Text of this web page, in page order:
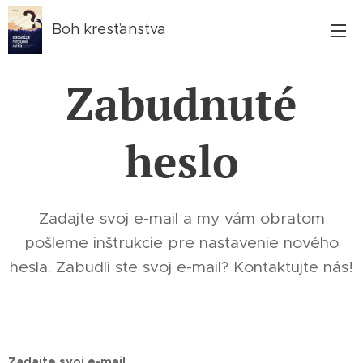
Boh kresťanstva
Zabudnuté
heslo
Zadajte svoj e-mail a my vám obratom
pošleme inštrukcie pre nastavenie nového
hesla. Zabudli ste svoj e-mail? Kontaktujte nás!